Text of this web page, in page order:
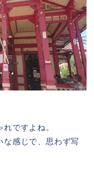
ですよね。
な感じで、思わず写